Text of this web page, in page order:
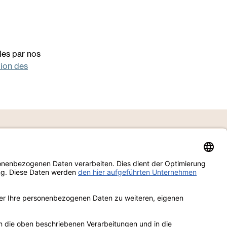
par nos
des
Produits
Downloads